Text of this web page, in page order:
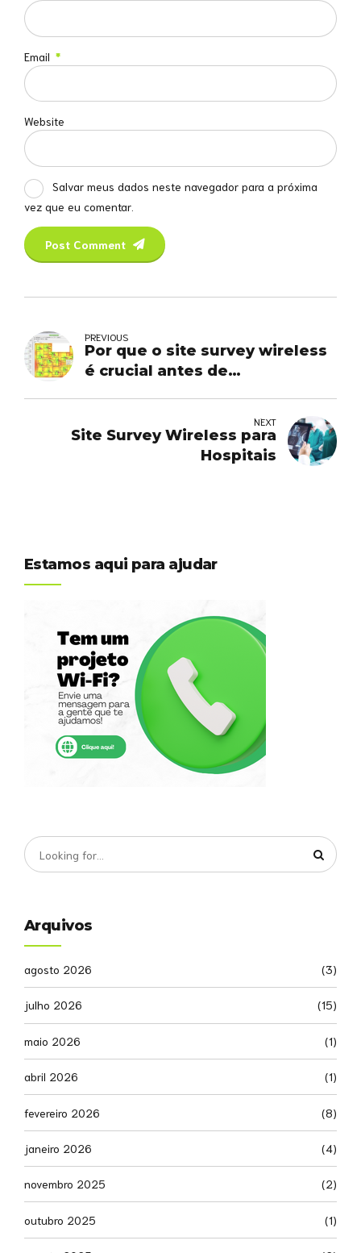
Email *
Website
Salvar meus dados neste navegador para a próxima
vez que eu comentar.
Post Comment
PREVIOUS
Por que o site survey wireless
é crucial antes de
NEXT
Site Survey Wireless para
Hospitais
Estamos aqui para ajudar
Arquivos
agosto 2026 (3)
julho 2026 (15)
maio 2026 (1)
abril 2026 (1)
fevereiro 2026 (8)
janeiro 2026 (4)
novembro 2025 (2)
outubro 2025 (1)